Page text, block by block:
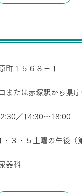
町１５６８－１
または赤塚駅から県
／14:30～18:00
・３・５土曜の午後
器科